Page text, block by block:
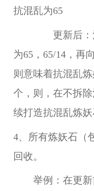
抗混乱为65
更新后：混
为65，65/14，再
则意味着抗混乱
个，则，在不拆
续打造抗混乱炼
4、所有炼妖石（
回收。
举例：在更新